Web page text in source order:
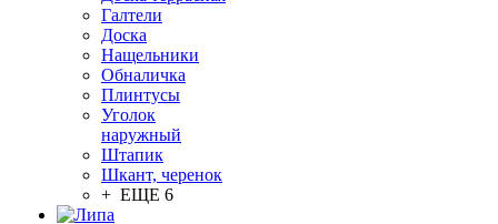
Галтели
Доска
Нащельники
Обналичка
Плинтусы
Уголок
наружный
Штапик
Шкант, черенок
+ ЕЩЕ 6